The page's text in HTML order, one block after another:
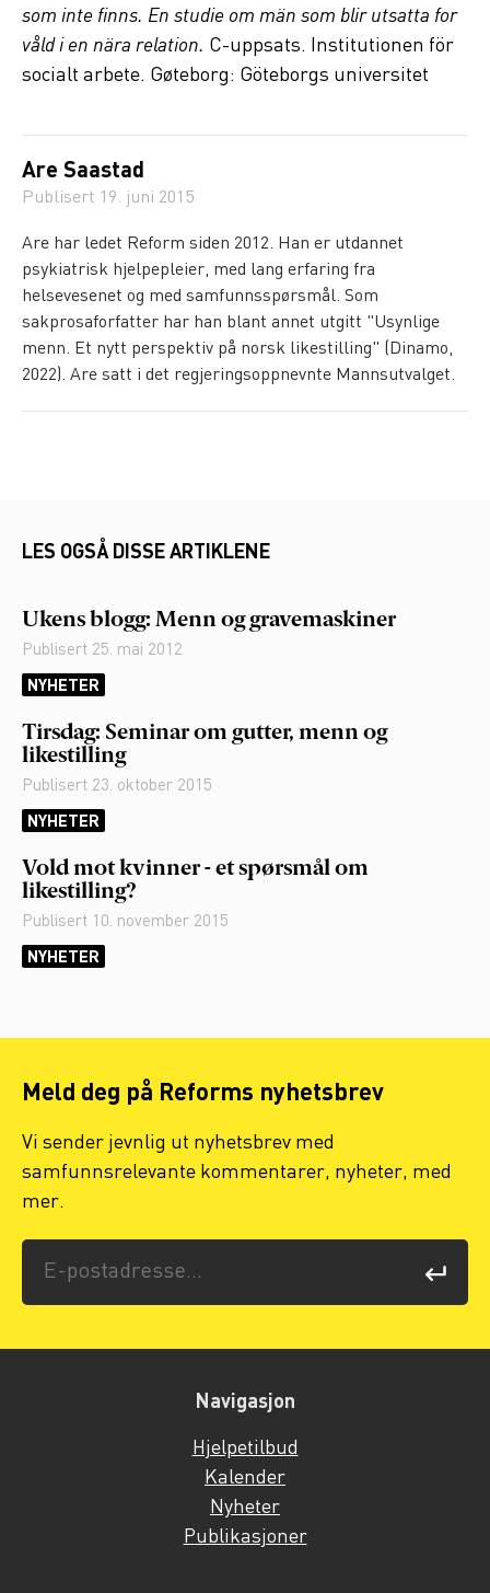
som inte finns. En studie om män som blir utsatta for
våld i en nära relation. C-uppsats. Institutionen för
socialt arbete. Gøteborg: Göteborgs universitet
Are Saastad
Publisert 19. juni 2015
Are har ledet Reform siden 2012. Han er utdannet
psykiatrisk hjelpepleier, med lang erfaring fra
helsevesenet og med samfunnsspørsmål. Som
sakprosaforfatter har han blant annet utgitt "Usynlige
menn. Et nytt perspektiv på norsk likestilling" (Dinamo,
2022). Are satt i det regjeringsoppnevnte Mannsutvalget.
LES OGSÅ DISSE ARTIKLENE
Ukens blogg: Menn og gravemaskiner
Publisert 25. mai 2012
NYHETER
Tirsdag: Seminar om gutter, menn og
likestilling
Publisert 23. oktober 2015
NYHETER
Vold mot kvinner - et spørsmål om
likestilling?
Publisert 10. november 2015
NYHETER
Meld deg på Reforms nyhetsbrev
Vi sender jevnlig ut nyhetsbrev med
samfunnsrelevante kommentarer, nyheter, med
mer.
Navigasjon
Hjelpetilbud
Kalender
Nyheter
Publikasjoner